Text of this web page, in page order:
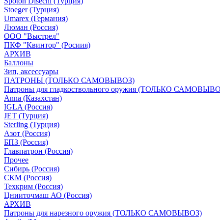
Stoeger (Турция)
Umarex (Германия)
Люман (Россия)
ООО "Выстрел"
ПКФ "Квинтор" (Росиия)
АРХИВ
Баллоны
Зип, аксессуары
ПАТРОНЫ (ТОЛЬКО САМОВЫВОЗ)
Патроны для гладкоствольного оружия (ТОЛЬКО
Anna (Казахстан)
IGLA (Россия)
JET (Турция)
Sterling (Турция)
Азот (Россия)
БПЗ (Россия)
Главпатрон (Россия)
Прочее
Сибирь (Россия)
СКМ (Россия)
Техкрим (Россия)
Цнииточмаш АО (Россия)
АРХИВ
Патроны для нарезного оружия (ТОЛЬКО САМОВЫВОЗ)